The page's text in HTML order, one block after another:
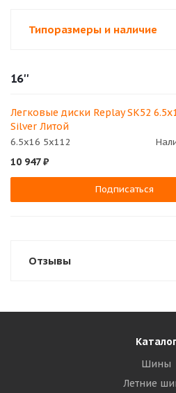
Типоразмеры и наличие
16''
Легковые диски Replay SK52
Silver Литой
6.5x16 5x112
10 947₽
Подписаться
Отзывы
Каталог
Шины
Летние